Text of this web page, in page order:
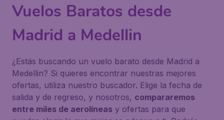
Vuelos Baratos desde
Madrid a Medellin
¿Estás buscando un vuelo barato desde Madrid a
Medellin? Si quieres encontrar nuestras mejores
ofertas, utiliza nuestro buscador. Elige la fecha de
salida y de regreso, y nosotros, compararemos
entre miles de aerolíneas y ofertas para que